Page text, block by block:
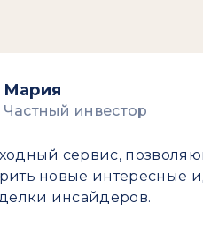
Мария
Частный инвестор
сервис,
новые интересные
инсайдеров.